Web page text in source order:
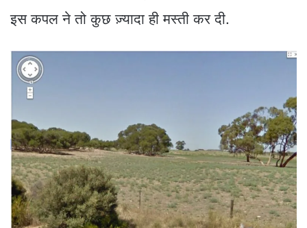
इस कपल ने तो कुछ ज़्यादा ही मस्ती कर दी.